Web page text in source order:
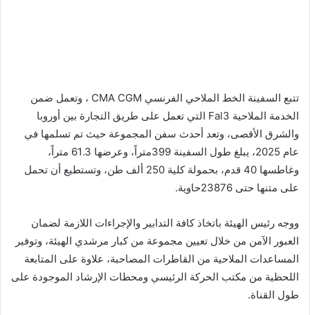
تتبع السفينة الخط الملاحي الفرنسي CMA CGM ، وتعمل ضمن
الخدمة الملاحية Fal3 التي تعمل على طريق التجارة بين أوروبا
والشرق الأقصى، وتعد أحدث سفن المجموعة حيث تم تسلمها في
عام 2025، يبلغ طول السفينة 399متراً، وعرضها 61.3 متراً،
وغاطسها 40 قدم، بحمولة كلية 250 ألف طن، وتستطيع أن تحمل
على متنها حتى 23876حاوية.
ووجه رئيس الهيئة باتخاذ كافة التدابير والإجراءات اللازمة لضمان
العبور الآمن من خلال تعيين مجموعة من كبار مرشدي الهيئة، وتوفير
المساعدات الملاحية من القاطرات المصاحبة، علاوة على المتابعة
اللحظية من مكتب الحركة الرئيسي ومحطات الإرشاد الموجودة على
طول القناة.